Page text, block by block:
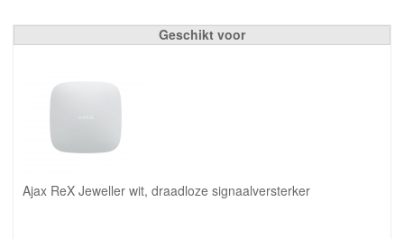
Geschikt voor
Ajax ReX Jeweller wit, draadloze signaalversterker